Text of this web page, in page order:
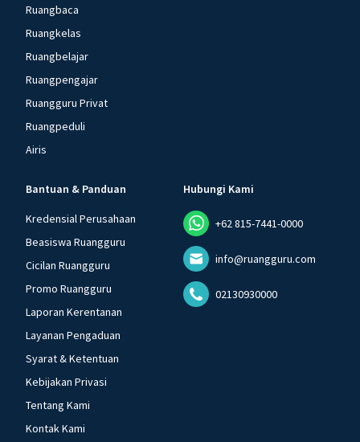
Ruangbaca
Ruangkelas
Ruangbelajar
Ruangpengajar
Ruangguru Privat
Ruangpeduli
Airis
Bantuan & Panduan
Kredensial Perusahaan
Beasiswa Ruangguru
Cicilan Ruangguru
Promo Ruangguru
Laporan Kerentanan
Layanan Pengaduan
Syarat & Ketentuan
Kebijakan Privasi
Tentang Kami
Kontak Kami
Hubungi Kami
+62 815-7441-0000
info@ruangguru.com
02130930000